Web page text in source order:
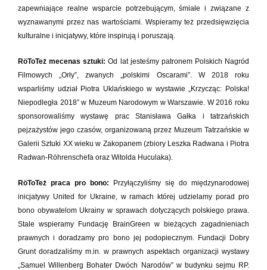
zapewniające realne wsparcie potrzebującym, śmiałe i związane z
wyznawanymi przez nas wartościami. Wspieramy też przedsięwzięcia
kulturalne i inicjatywy, które inspirują i poruszają.
RöToTeż mecenas sztuki: Od lat jesteśmy patronem Polskich Nagród
Filmowych „Orły”, zwanych „polskimi Oscarami”. W 2018 roku
wsparliśmy udział Piotra Uklańskiego w wystawie „Krzycząc: Polska!
Niepodległa 2018” w Muzeum Narodowym w Warszawie. W 2016 roku
sponsorowaliśmy wystawę prac Stanisława Gałka i tatrzańskich
pejzażystów jego czasów, organizowaną przez Muzeum Tatrzańskie w
Galerii Sztuki XX wieku w Zakopanem (zbiory Leszka Radwana i Piotra
Radwan-Röhrenschefa oraz Witolda Huculaka).
RöToTeż praca pro bono: Przyłączyliśmy się do międzynarodowej
inicjatywy United for Ukraine, w ramach której udzielamy porad pro
bono obywatelom Ukrainy w sprawach dotyczących polskiego prawa.
Stale wspieramy Fundację BrainGreen w bieżących zagadnieniach
prawnych i doradzamy pro bono jej podopiecznym. Fundacji Dobry
Grunt doradzaliśmy m.in. w prawnych aspektach organizacji wystawy
„Samuel Willenberg Bohater Dwóch Narodów” w budynku sejmu RP.